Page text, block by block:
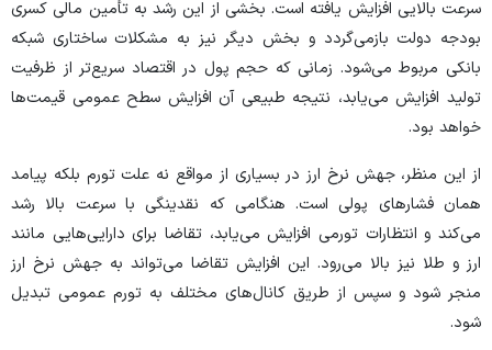
سرعت بالایی افزایش یافته است. بخشی از این رشد به تأمین مالی کسری
بودجه دولت بازمی‌گردد و بخش دیگر نیز به مشکلات ساختاری شبکه
بانکی مربوط می‌شود. زمانی که حجم پول در اقتصاد سریع‌تر از ظرفیت
تولید افزایش می‌یابد، نتیجه طبیعی آن افزایش سطح عمومی قیمت‌ها
خواهد بود.
از این منظر، جهش نرخ ارز در بسیاری از مواقع نه علت تورم بلکه پیامد
همان فشار‌های پولی است. هنگامی که نقدینگی با سرعت بالا رشد
می‌کند و انتظارات تورمی افزایش می‌یابد، تقاضا برای دارایی‌هایی مانند
ارز و طلا نیز بالا می‌رود. این افزایش تقاضا می‌تواند به جهش نرخ ارز
منجر شود و سپس از طریق کانال‌های مختلف به تورم عمومی تبدیل
شود.